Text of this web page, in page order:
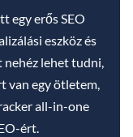
egy erős SEO
eszköz és
nehéz lehet tudni,
van egy ötletem,
all-in-one
ért.